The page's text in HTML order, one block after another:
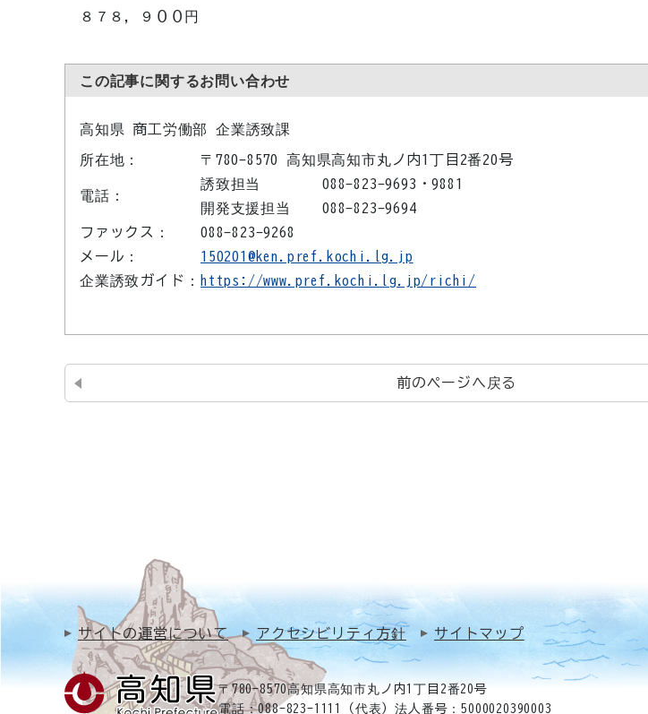
８７８，９００円
この記事に関するお問い合わせ
高知県 商工労働部 企業誘致課
所在地： 〒780-8570 高知県高知市丸ノ内1丁目2番20号
電話：
誘致担当
088-823-9693・9881
開発支援担当
088-823-9694
ファックス：
088-823-9268
メール：
150201@ken.pref.kochi.lg.jp
企業誘致ガイド：
https://www.pref.kochi.lg.jp/richi/
前のページへ戻る
サイトの運営について アクセシビリティ方針 サイトマップ
〒780-8570高知県高知市丸ノ内1丁目2番20号
電話：088-823-1111（代表）法人番号：5000020390003